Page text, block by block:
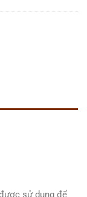
sử dụng để